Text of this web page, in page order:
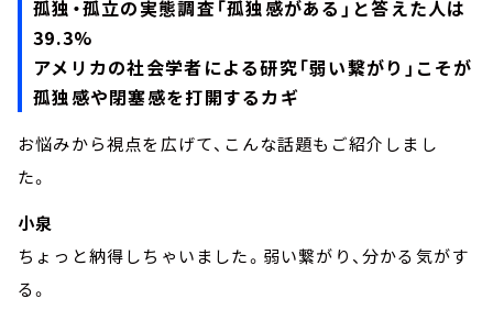
孤独・孤立の実態調査「孤独感がある」と答えた人は
39.3%
アメリカの社会学者による研究「弱い繋がり」こそが
孤独感や閉塞感を打開するカギ
お悩みから視点を広げて、こんな話題もご紹介しまし
た。
小泉
ちょっと納得しちゃいました。弱い繋がり、分かる気がす
る。